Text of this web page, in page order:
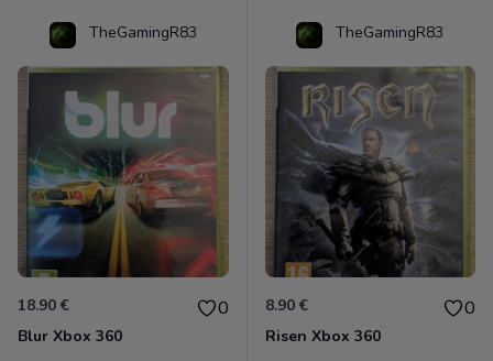
TheGamingR83
18.90 € 0
Blur Xbox 360
TheGamingR83
8.90 € 0
Risen Xbox 360